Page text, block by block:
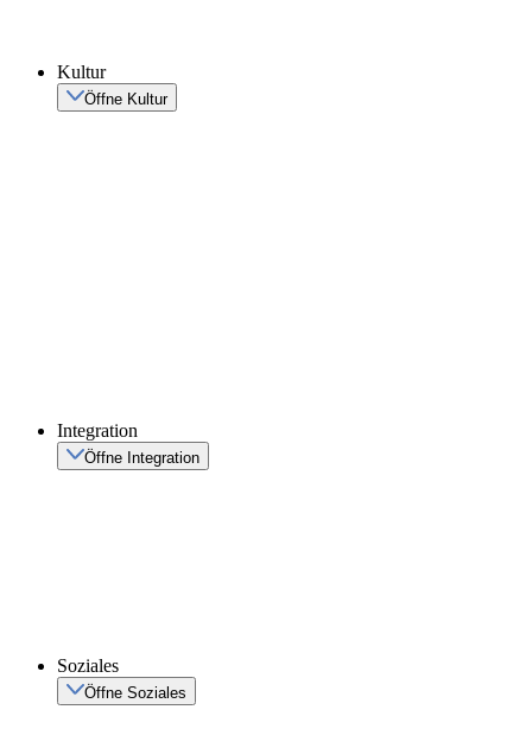
Kultur
Öffne Kultur
Integration
Öffne Integration
Soziales
Öffne Soziales